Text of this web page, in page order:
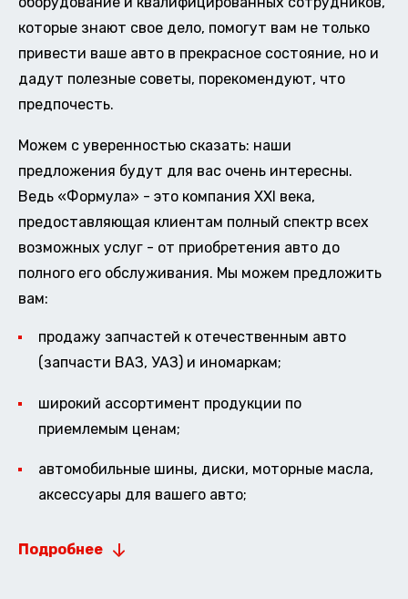
которые знают свое дело, помогут вам не только
привести ваше авто в прекрасное состояние, но и
дадут полезные советы, порекомендуют, что
предпочесть.
Можем с уверенностью сказать: наши
предложения будут для вас очень интересны.
Ведь «Формула» - это компания XXI века,
предоставляющая клиентам полный спектр всех
возможных услуг - от приобретения авто до
полного его обслуживания. Мы можем предложить
вам:
продажу запчастей к отечественным авто
(запчасти ВАЗ, УАЗ) и иномаркам;
широкий ассортимент продукции по
приемлемым ценам;
автомобильные шины, диски, моторные масла,
аксессуары для вашего авто;
Подробнее